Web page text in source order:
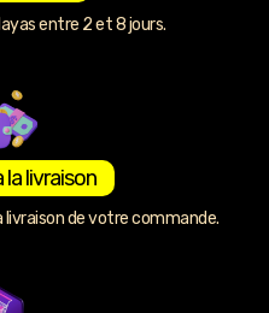
entre 2 et 8 jours.
livraison
de votre commande.